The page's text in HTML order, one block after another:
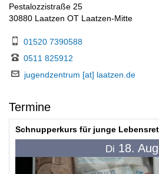
Pestalozzistraße 25
30880 Laatzen OT Laatzen-Mitte
01520 7390588
0511 825912
jugendzentrum [at] laatzen.de
Termine
Schnupperkurs für junge
Di 18. Aug